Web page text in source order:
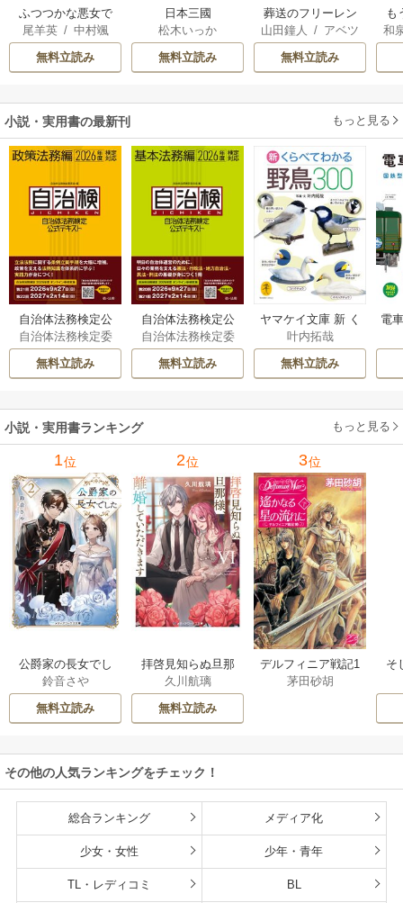
ふつつかな悪女で
はございますが ～
雛宮蝶鼠とりかえ
伝～
尾羊英/ 中村颯
希/ゆき哉
無料立読み
日本三國
松木いっか
無料立読み
葬送のフリーレン
山田鐘人
/ アベツ
カサ
無料立読み
も
離
和
小説・実用書の最新刊 もっと見る
自治体法務検定公
式テキスト 政策
法務編 ２０２６
年度検定対応 1巻
自治体法務検定委
員会
無料立読み
自治体法務検定公
式テキスト 基本
法務編 ２０２６
年度検定対応 1巻
自治体法務検定委
員会
無料立読み
ヤマケイ文庫 新 く
らべてわかる野鳥3
00 1巻
叶内拓哉
無料立読み
電
小説・実用書ランキング もっと見る
1位
公爵家の長女でし
た
鈴音さや
無料立読み
2位
拝啓見知らぬ旦那
様、離婚していた
だきます
久川航璃
無料立読み
3位
デルフィニア戦記1
茅田砂胡
そ
その他の人気ランキングをチェック！
総合ランキング メディア化
少女・女性 少年・青年
TL・レディコミ BL